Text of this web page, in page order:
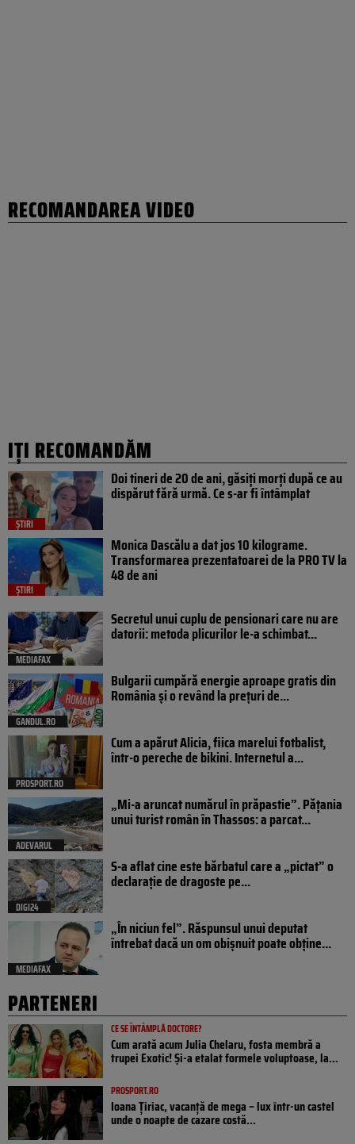
RECOMANDAREA VIDEO
IȚI RECOMANDĂM
ȘTIRI
Doi tineri de 20 de ani, găsiți morți după ce au
dispărut fără urmă. Ce s-ar fi întâmplat
ȘTIRI
Monica Dascălu a dat jos 10 kilograme.
Transformarea prezentatoarei de la PRO TV la
48 de ani
MEDIAFAX
Secretul unui cuplu de pensionari care nu are
datorii: metoda plicurilor le-a schimbat...
GANDUL.RO
Bulgarii cumpără energie aproape gratis din
România și o revând la prețuri de...
PROSPORT.RO
Cum a apărut Alicia, fiica marelui fotbalist,
într-o pereche de bikini. Internetul a...
ADEVARUL
„Mi-a aruncat numărul în prăpastie”. Pățania
unui turist român în Thassos: a parcat...
DIGI24
S-a aflat cine este bărbatul care a „pictat” o
declarație de dragoste pe...
MEDIAFAX
„În niciun fel”. Răspunsul unui deputat
întrebat dacă un om obișnuit poate obține...
PARTENERI
CE SE ÎNTÂMPLĂ DOCTORE?
Cum arată acum Julia Chelaru, fosta membră a
trupei Exotic! Și-a etalat formele voluptoase, la...
PROSPORT.RO
Ioana Țiriac, vacanță de mega – lux într-un castel
unde o noapte de cazare costă...